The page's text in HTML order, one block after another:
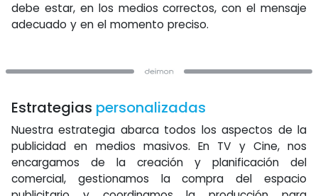
debe estar, en los medios correctos, con el mensaje
adecuado y en el momento preciso.
Estrategias personalizadas
Nuestra estrategia abarca todos los aspectos de la
publicidad en medios masivos. En TV y Cine, nos
encargamos de la creación y planificación del
comercial, gestionamos la compra del espacio